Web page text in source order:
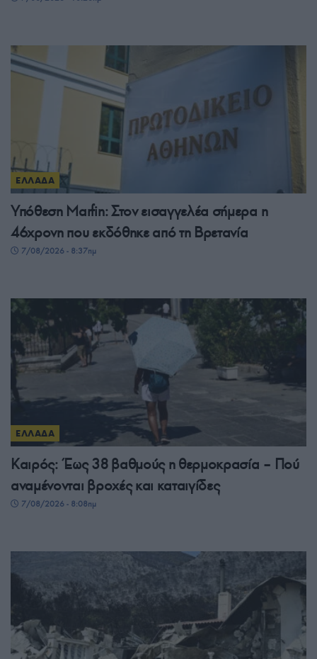
ΕΛΛΑΔΑ
Υπόθεση Marfin: Στον εισαγγελέα σήμερα η
46χρονη που εκδόθηκε από τη Βρετανία
7/08/2026 - 8:37πμ
ΕΛΛΑΔΑ
Καιρός: Έως 38 βαθμούς η θερμοκρασία – Πού
αναμένονται βροχές και καταιγίδες
7/08/2026 - 8:08πμ